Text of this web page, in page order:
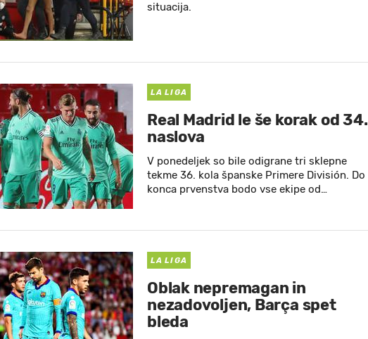
situacija.
LA LIGA
Real Madrid le še korak od 34.
naslova
V ponedeljek so bile odigrane tri sklepne
tekme 36. kola španske Primere División. Do
konca prvenstva bodo vse ekipe od…
LA LIGA
Oblak nepremagan in
nezadovoljen, Barça spet
bleda